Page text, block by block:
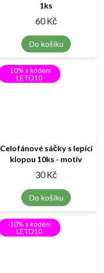
1ks
60 Kč
Do košíku
-10% s kódem
LETO10
Celofánové sáčky s lepící
klopou 10ks - motiv
srdíček červených a
růžových - transparentní
10x10 cm
30 Kč
Do košíku
-10% s kódem
LETO10